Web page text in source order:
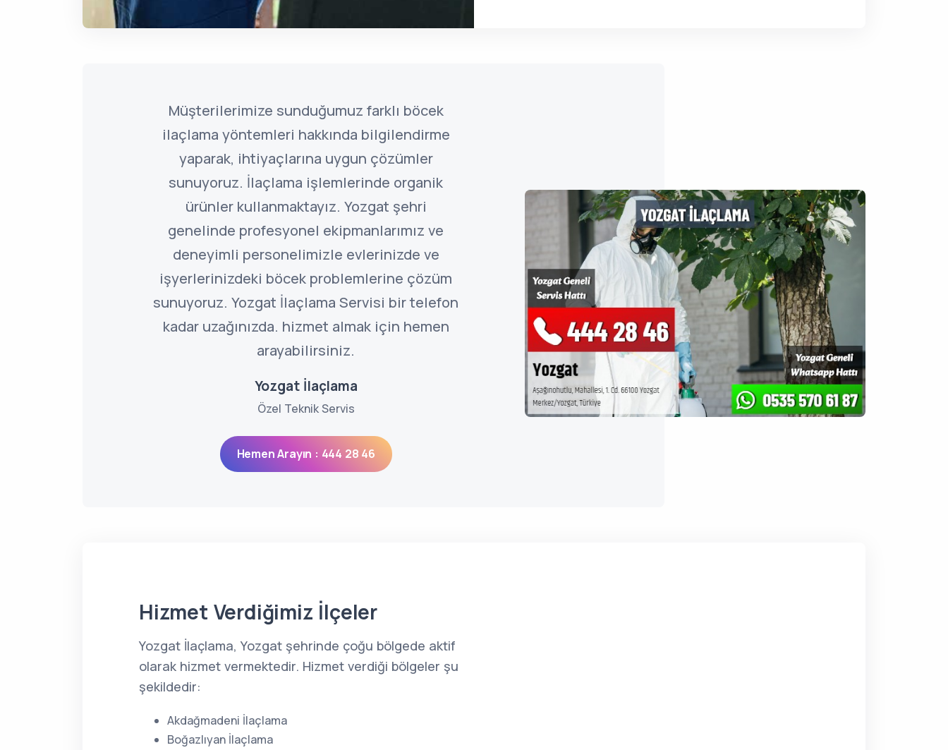
Müşterilerimize sunduğumuz farklı böcek
ilaçlama yöntemleri hakkında bilgilendirme
yaparak, ihtiyaçlarına uygun çözümler
sunuyoruz. İlaçlama işlemlerinde organik
ürünler kullanmaktayız. Yozgat şehri
genelinde profesyonel ekipmanlarımız ve
deneyimli personelimizle evlerinizde ve
işyerlerinizdeki böcek problemlerine çözüm
sunuyoruz. Yozgat İlaçlama Servisi bir telefon
kadar uzağınızda. hizmet almak için hemen
arayabilirsiniz.
Yozgat İlaçlama
Özel Teknik Servis
Hemen Arayın : 444 28 46
Hizmet Verdiğimiz İlçeler
Yozgat İlaçlama, Yozgat şehrinde çoğu bölgede aktif
olarak hizmet vermektedir. Hizmet verdiği bölgeler şu
şekildedir:
Akdağmadeni İlaçlama
Boğazlıyan İlaçlama